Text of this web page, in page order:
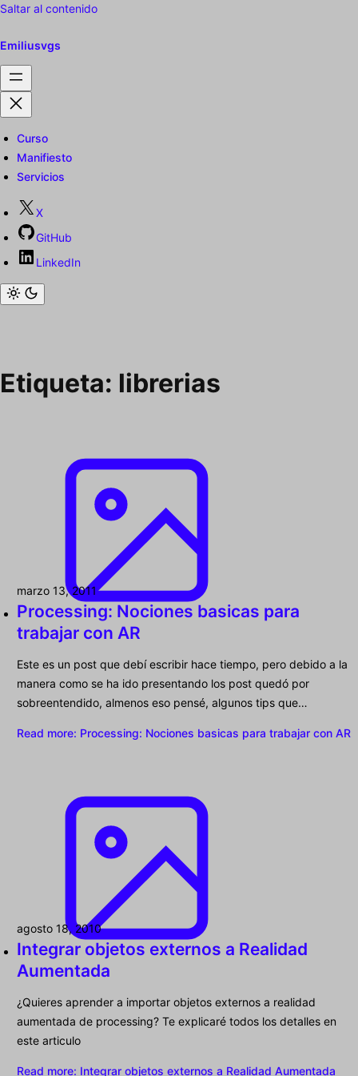
Saltar al contenido
Emiliusvgs
Curso
Manifiesto
Servicios
X
GitHub
LinkedIn
Etiqueta: librerias
marzo 13, 2011
Processing: Nociones basicas para
trabajar con AR
Este es un post que debí escribir hace tiempo, pero debido a la
manera como se ha ido presentando los post quedó por
sobreentendido, almenos eso pensé, algunos tips que…
Read more: Processing: Nociones basicas para trabajar con AR
agosto 18, 2010
Integrar objetos externos a Realidad
Aumentada
¿Quieres aprender a importar objetos externos a realidad
aumentada de processing? Te explicaré todos los detalles en
este articulo
Read more: Integrar objetos externos a Realidad Aumentada